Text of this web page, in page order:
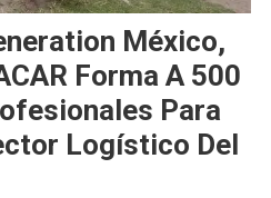
México,
Forma A 500
Para
Logístico Del